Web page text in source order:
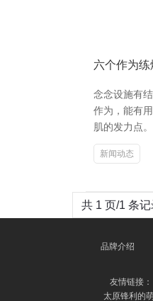
六个作为
念念设施有
作为，能有
肌的发力点
新闻动态
共 1 页/1 条
品牌介绍
友情链接：
太原锋利的